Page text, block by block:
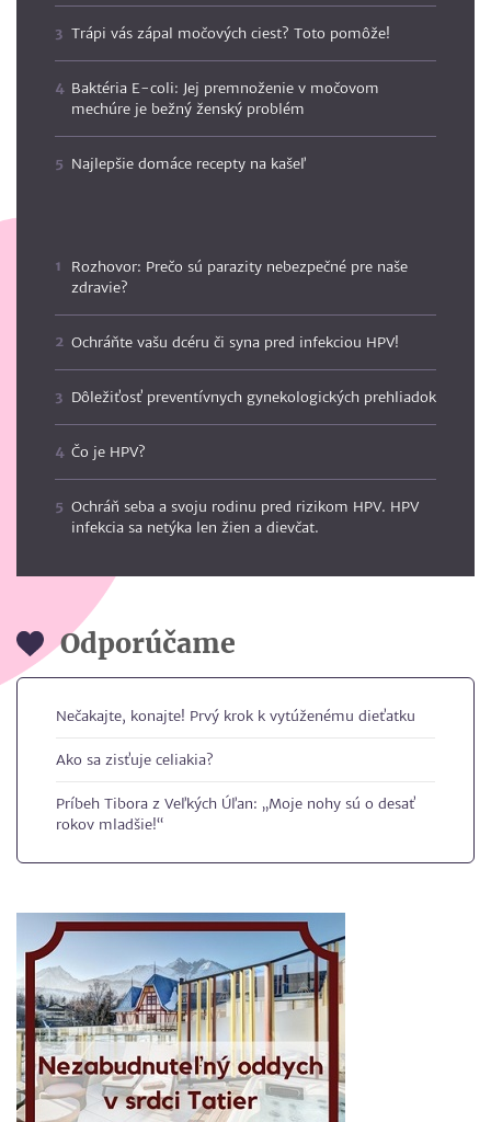
Trápi vás zápal močových ciest? Toto pomôže!
Baktéria E-coli: Jej premnoženie v močovom
mechúre je bežný ženský problém
Najlepšie domáce recepty na kašeľ
Rozhovor: Prečo sú parazity nebezpečné pre naše
zdravie?
Ochráňte vašu dcéru či syna pred infekciou HPV!
Dôležiťosť preventívnych gynekologických prehliadok
Čo je HPV?
Ochráň seba a svoju rodinu pred rizikom HPV. HPV
infekcia sa netýka len žien a dievčat.
Odporúčame
Nečakajte, konajte! Prvý krok k vytúženému dieťatku
Ako sa zisťuje celiakia?
Príbeh Tibora z Veľkých Úľan: „Moje nohy sú o desať
rokov mladšie!“